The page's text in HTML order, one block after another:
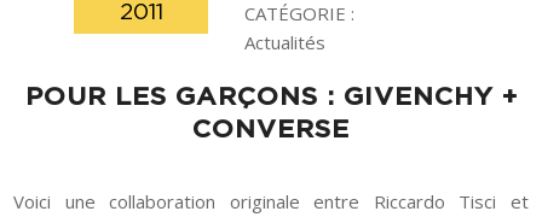
2011
CATÉGORIE :
Actualités
POUR LES GARÇONS : GIVENCHY +
CONVERSE
Voici une collaboration originale entre Riccardo Tisci et